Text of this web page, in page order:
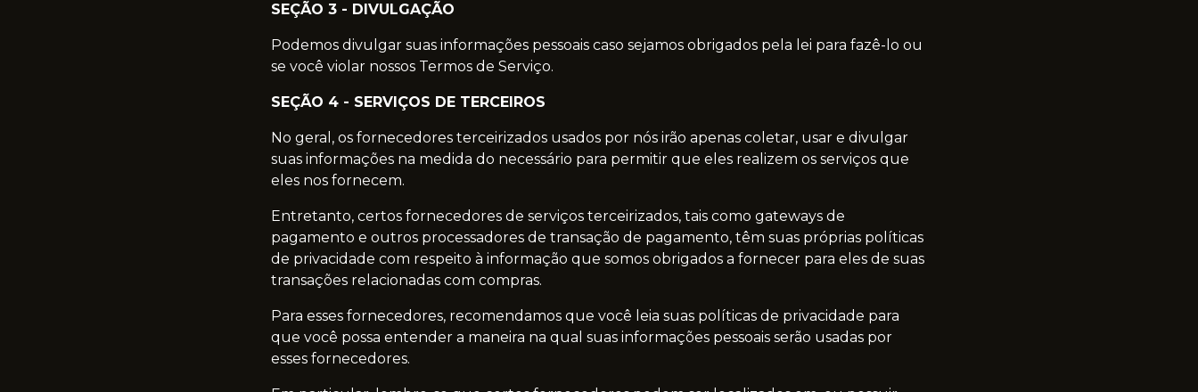
SEÇÃO 3 - DIVULGAÇÃO
Podemos divulgar suas informações pessoais caso sejamos obrigados pela lei para fazê-lo ou
se você violar nossos Termos de Serviço.
SEÇÃO 4 - SERVIÇOS DE TERCEIROS
No geral, os fornecedores terceirizados usados por nós irão apenas coletar, usar e divulgar
suas informações na medida do necessário para permitir que eles realizem os serviços que
eles nos fornecem.
Entretanto, certos fornecedores de serviços terceirizados, tais como gateways de
pagamento e outros processadores de transação de pagamento, têm suas próprias políticas
de privacidade com respeito à informação que somos obrigados a fornecer para eles de suas
transações relacionadas com compras.
Para esses fornecedores, recomendamos que você leia suas políticas de privacidade para
que você possa entender a maneira na qual suas informações pessoais serão usadas por
esses fornecedores.